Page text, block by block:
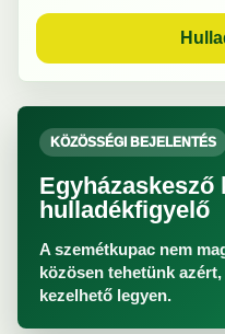
KÖZÖSSÉGI BEJELENTÉS
Egyházaskesző
hulladékfigyelő
A szemétkupac nem
közösen tehetünk
kezelhető legyen.